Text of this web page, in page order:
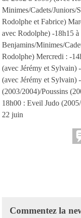
Minimes/Cadets/Juniors/
Rodolphe et Fabrice)
avec Rodolphe) -18h15 à
Benjamins/Minimes/
Rodolphe) Mercredi : -
(avec Jérémy et Sylvain)
(avec Jérémy et Sylvain)
(2003/2004)/Poussins
18h00 : Eveil Judo
22 juin
Commentez la